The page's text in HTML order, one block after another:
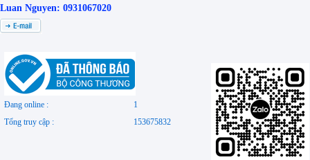
Luan Nguyen: 0931067020
Đang online :
1
Tổng truy cập :
153675832